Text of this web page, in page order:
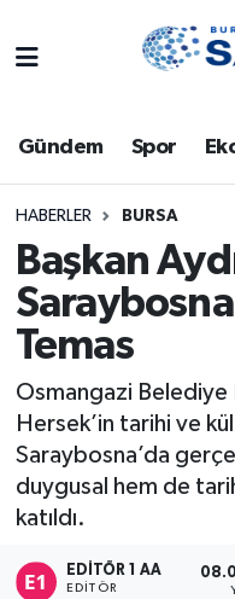
Gündem Spor
HABERLER BURSA
Başkan
Temas
Osmangazi Belediye
Hersek’in tarihi ve
Saraybosna’da
duygusal hem de
katıldı.
EDITÖR 1 AA
EDITÖR
Bursa
Dünya
Eğitim
Ekonomi
Genel
Gündem
Magazin
Sağlık
Trafik Durumu
Süper Lig Puan
Tüm Manşetler
Son Dakika
Haber Arşivi